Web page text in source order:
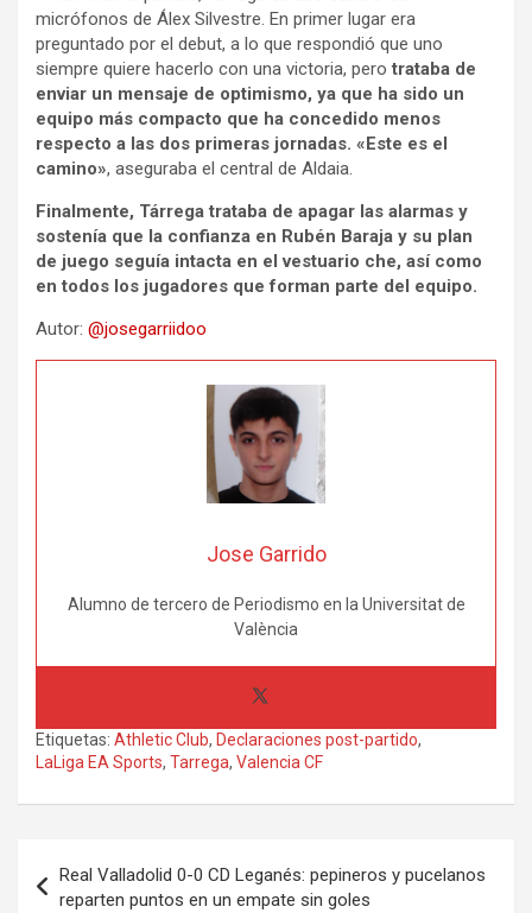
micrófonos de Álex Silvestre. En primer lugar era
preguntado por el debut, a lo que respondió que uno
siempre quiere hacerlo con una victoria, perotrataba de
enviar un mensaje de optimismo, ya que ha sido un
equipo más compacto que ha concedido menos
respecto a las dos primeras jornadas. «Este es el
camino», aseguraba el central de Aldaia.
Finalmente, Tárrega trataba de apagar las alarmas y
sostenía que la confianza en Rubén Baraja y su plan
de juego seguía intacta en el vestuario che, así como
en todos los jugadores que forman parte del equipo.
Autor: @josegarriidoo
Jose Garrido
Alumno de tercero de Periodismo en la Universitat de
València
Etiquetas: Athletic Club, Declaraciones post-partido,
LaLiga EA Sports, Tarrega, Valencia CF
de
Real Valladolid 0-0 CD Leganés: pepineros y pucelanos
reparten puntos en un empate sin goles